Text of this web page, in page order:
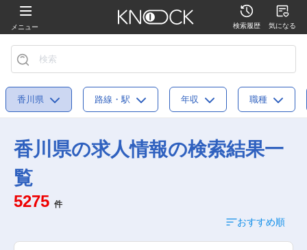
メニュー 検索履歴 気になる
香川県 路線・駅 年収 職種
香川県の求人情報の検索結果一
覧
5275 件
おすすめ順